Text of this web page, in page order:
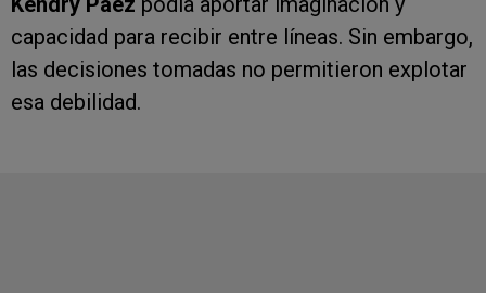
capacidad para recibir entre líneas. Sin embargo,
las decisiones tomadas no permitieron explotar
esa debilidad.